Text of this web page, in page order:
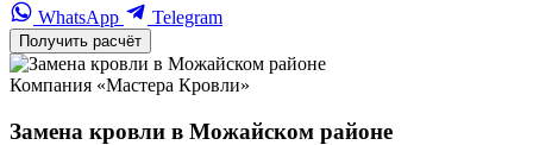
WhatsApp
Telegram
Получить расчёт
Компания «Мастера Кровли»
Замена кровли в Можайском районе